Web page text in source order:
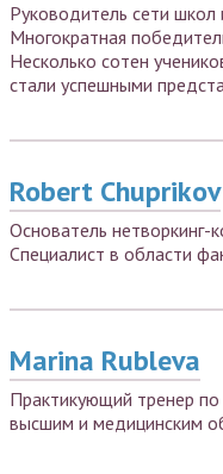
Руководитель сети школ
Многократная
Несколько сотен
стали успешными
Robert Chuprikov
Основатель нетворкинг-
Специалист в области
Marina Rubleva
Практикующий тренер
высшим и медицинским